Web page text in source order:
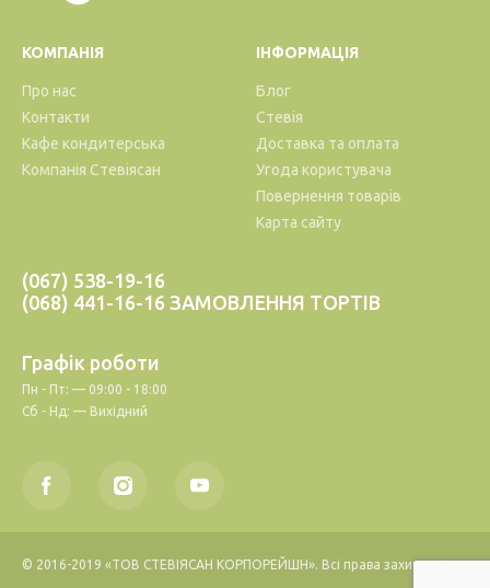
КОМПАНІЯ
Про нас
Контакти
Кафе кондитерська
Компанія Стевіясан
ІНФОРМАЦІЯ
Блог
Стевія
Доставка та оплата
Угода користувача
Повернення товарів
Карта сайту
(067) 538-19-16
(068) 441-16-16 ЗАМОВЛЕННЯ ТОРТІВ
Графік роботи
Пн - Пт: — 09:00 - 18:00
Сб - Нд: — Вихідний
© 2016-2019 «ТОВ СТЕВІЯСАН КОРПОРЕЙШН». Всі права захищені